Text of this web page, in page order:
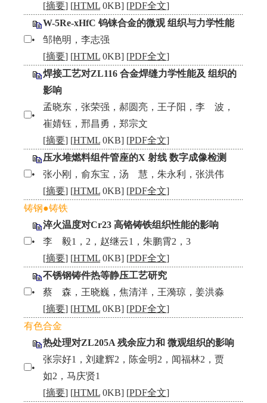
[摘要] [HTML 0KB] [PDF全文]
W-5Re-xHfC 钨铼合金的微观 组织与力学性能
•
邹艳明，李志强
[摘要] [HTML 0KB] [PDF全文]
焊接工艺对ZL116 合金焊缝力学性能及 组织的
影响
•
孟晓东，张荣强，郝圆亮，王子阳，李 波，
崔婧钰，邢昌勇，郑宗文
[摘要] [HTML 0KB] [PDF全文]
压水堆燃料组件管座的X 射线 数字成像检测
•
张小刚，俞东宝，汤 慧，朱永利，张洪伟
[摘要] [HTML 0KB] [PDF全文]
铸钢●铸铁
淬火温度对Cr23 高铬铸铁组织性能的影响
•
李 毅1，2，赵继云1，朱鹏霄2，3
[摘要] [HTML 0KB] [PDF全文]
不锈钢铸件热等静压工艺研究
•
蔡 森，王晓巍，焦清洋，王漪琼，姜洪淼
[摘要] [HTML 0KB] [PDF全文]
有色合金
热处理对ZL205A 残余应力和 微观组织的影响
•
张宗好1，刘建辉2，陈金明2，闻福林2，贾
如2，马庆贤1
[摘要] [HTML 0KB] [PDF全文]